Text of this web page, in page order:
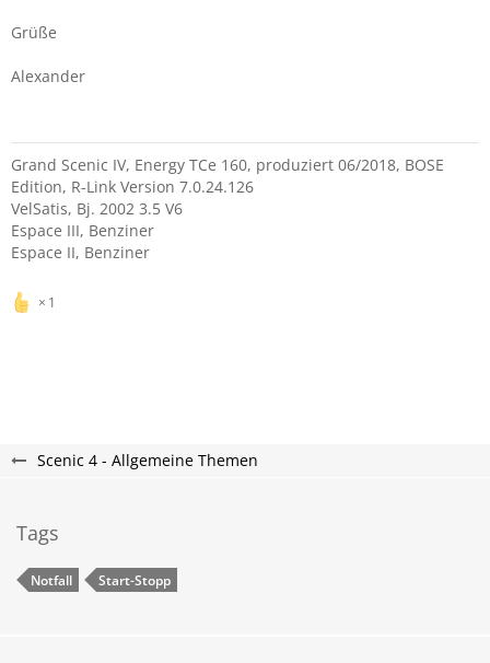
Grüße
Alexander
Grand Scenic IV, Energy TCe 160, produziert 06/2018, BOSE
Edition, R-Link Version 7.0.24.126
VelSatis, Bj. 2002 3.5 V6
Espace III, Benziner
Espace II, Benziner
1
Scenic 4 - Allgemeine Themen
Tags
Notfall Start-Stopp